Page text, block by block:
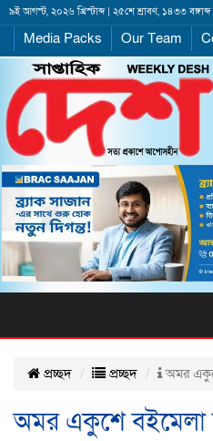
৯ই আগস্ট, ২০২৬ খ্রিস্টাব্দ | ২৫শে শ্রাবণ, ১৪৩৩ বঙ্গাব্দ
Media Packs Our Team
প্রচ্ছদ প্রচ্ছদ অমর
অমর একুশে বইমেলা